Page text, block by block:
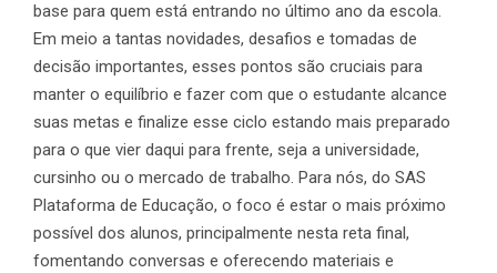
base para quem está entrando no último ano da escola.
Em meio a tantas novidades, desafios e tomadas de
decisão importantes, esses pontos são cruciais para
manter o equilíbrio e fazer com que o estudante alcance
suas metas e finalize esse ciclo estando mais preparado
para o que vier daqui para frente, seja a universidade,
cursinho ou o mercado de trabalho. Para nós, do SAS
Plataforma de Educação, o foco é estar o mais próximo
possível dos alunos, principalmente nesta reta final,
fomentando conversas e oferecendo materiais e